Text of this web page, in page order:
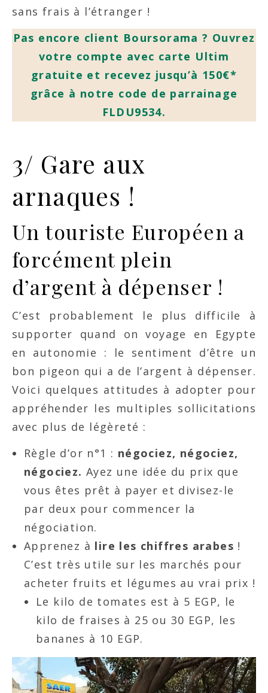
sans frais à l’étranger !
Pas encore client Boursorama ? Ouvrez
votre compte avec carte Ultim
gratuite et recevez jusqu’à 150€*
grâce à notre code de parrainage
FLDU9534.
3/ Gare aux
arnaques !
Un touriste Européen a
forcément plein
d’argent à dépenser !
C’est probablement le plus difficile à
supporter quand on voyage en Egypte
en autonomie : le sentiment d’être un
bon pigeon qui a de l’argent à dépenser.
Voici quelques attitudes à adopter pour
appréhender les multiples sollicitations
avec plus de légèreté :
Règle d’or n°1 : négociez, négociez,
négociez. Ayez une idée du prix que
vous êtes prêt à payer et divisez-le
par deux pour commencer la
négociation.
Apprenez à lire les chiffres arabes !
C’est très utile sur les marchés pour
acheter fruits et légumes au vrai prix !
Le kilo de tomates est à 5 EGP, le
kilo de fraises à 25 ou 30 EGP, les
bananes à 10 EGP.